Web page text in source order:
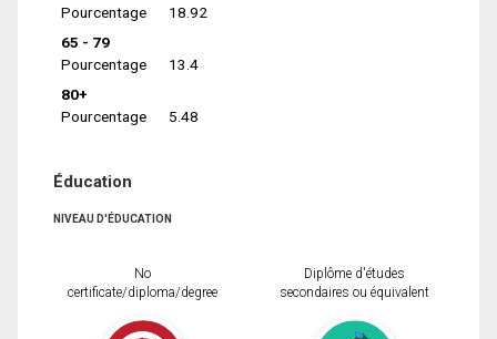
Pourcentage
18.92
65 - 79
Pourcentage
13.4
80+
Pourcentage
5.48
Éducation
NIVEAU D'ÉDUCATION
No
certificate/diploma/degree
Diplôme d'études
secondaires ou équivalent